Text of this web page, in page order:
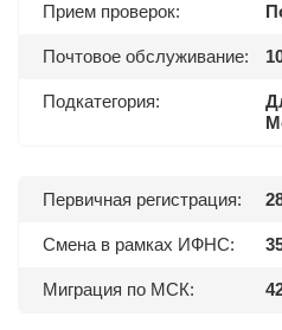
Прием проверок:
Почтовое обслуживание:
Подкатегория:
Первичная регистрация:
Смена в рамках ИФНС:
Миграция по МСК: